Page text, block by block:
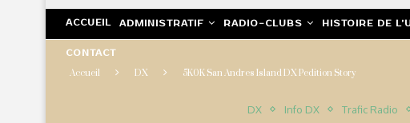
ACCUEIL ADMINISTRATIF RADIO-CLUBS HISTOIRE DE
CONTACT
Accueil DX 5K0K San Andres Island DX Pedition Story
DX Info DX Trafic Radio